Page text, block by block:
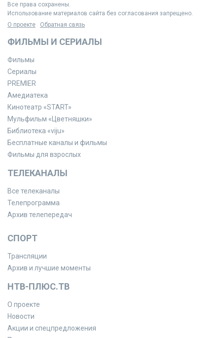
Все права сохранены.
Использование материалов сайта без согласования запрещено.
О проекте
Обратная связь
ФИЛЬМЫ И СЕРИАЛЫ
Фильмы
Сериалы
PREMIER
Амедиатека
Кинотеатр «START»
Мульфильм «Цветняшки»
Библиотека «viju»
Бесплатные каналы и фильмы
Фильмы для взрослых
ТЕЛЕКАНАЛЫ
Все телеканалы
Телепрограмма
Архив телепередач
СПОРТ
Трансляции
Архив и лучшие моменты
НТВ-ПЛЮС.ТВ
О проекте
Новости
Акции и спецпредложения